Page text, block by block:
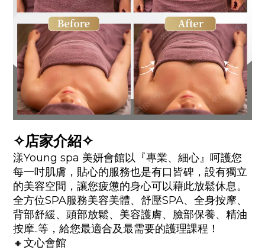
✧店家介紹✧
漾Young spa 美妍會館以『專業、細心』呵護您
每一吋肌膚，貼心的服務也是有口皆碑，設有獨立
的美容空間，讓您疲憊的身心可以藉此放鬆休息。
全方位SPA服務美容美體、舒壓SPA、全身按摩、
背部舒緩、頭部放鬆、美容護膚、臉部保養、精油
按摩..等，給您最適合及最需要的護理課程！
🔸文心會館